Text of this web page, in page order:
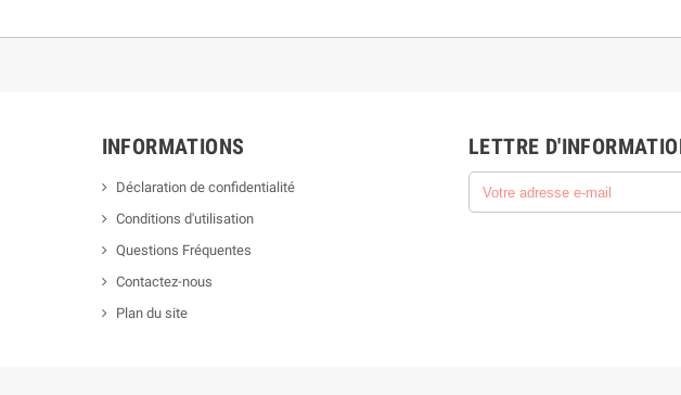
INFORMATIONS
Déclaration de confidentialité
Conditions d'utilisation
Questions Fréquentes
Contactez-nous
Plan du site
LETTRE